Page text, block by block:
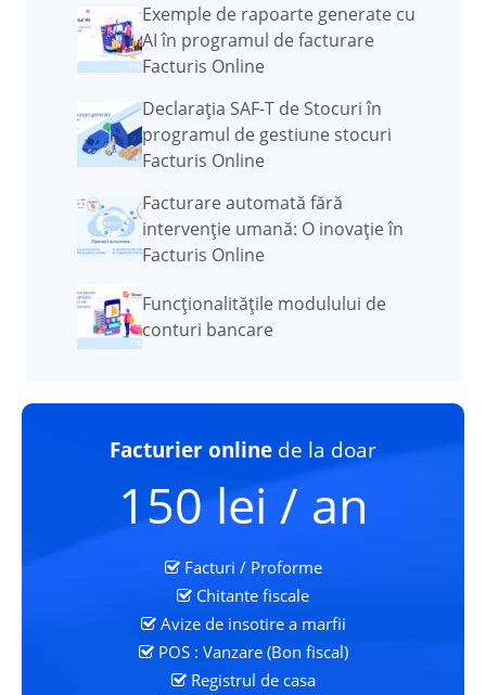
Exemple de rapoarte generate cu
AI în programul de facturare
Facturis Online
Declarația SAF-T de Stocuri în
programul de gestiune stocuri
Facturis Online
Facturare automată fără
intervenție umană: O inovație în
Facturis Online
Funcţionalităţile modulului de
conturi bancare
Facturier online de la doar
150 lei / an
Facturi / Proforme
Chitante fiscale
Avize de insotire a marfii
POS : Vanzare (Bon fiscal)
Registrul de casa